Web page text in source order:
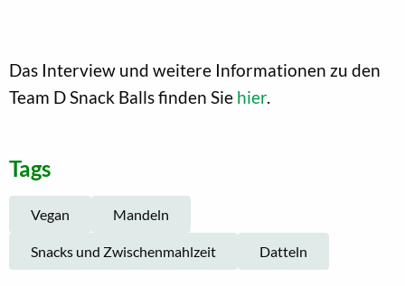
Das Interview und weitere Informationen zu den
Team D Snack Balls finden Sie hier.
Tags
Vegan Mandeln
Snacks und Zwischenmahlzeit Datteln